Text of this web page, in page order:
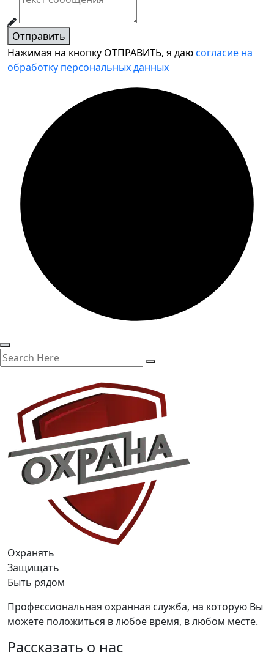
Отправить
Нажимая на кнопку ОТПРАВИТЬ, я даюсогласие на
обработку персональных данных
Охранять
Защищать
Быть рядом
Профессиональная охранная служба, на которую Вы
можете положиться в любое время, в любом месте.
Рассказать о нас